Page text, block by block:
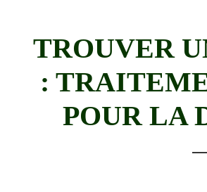
TROUVER
:
POUR LA